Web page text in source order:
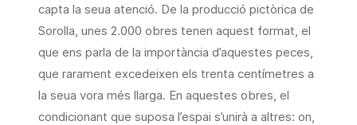
capta la seua atenció. De la producció pictòrica de
Sorolla, unes 2.000 obres tenen aquest format, el
que ens parla de la importància d’aquestes peces,
que rarament excedeixen els trenta centímetres a
la seua vora més llarga. En aquestes obres, el
condicionant que suposa l’espai s’unirà a altres: on,